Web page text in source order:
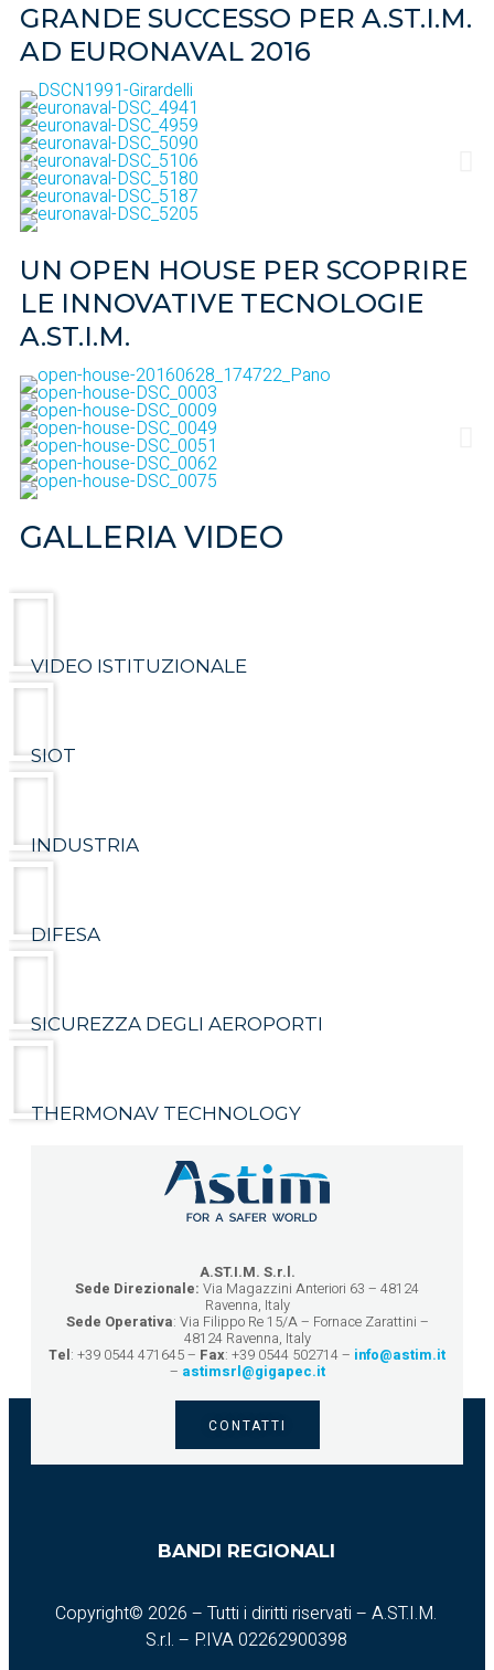
GRANDE SUCCESSO PER A.ST.I.M.
AD EURONAVAL 2016
UN OPEN HOUSE PER SCOPRIRE
LE INNOVATIVE TECNOLOGIE
A.ST.I.M.
GALLERIA VIDEO
VIDEO ISTITUZIONALE
SIOT
INDUSTRIA
DIFESA
SICUREZZA DEGLI AEROPORTI
THERMONAV TECHNOLOGY
A.ST.I.M. S.r.l.
Sede Direzionale: Via Magazzini Anteriori 63 – 48124
Ravenna, Italy
Sede Operativa: Via Filippo Re 15/A – Fornace Zarattini –
48124 Ravenna, Italy
Tel: +39 0544 471645 – Fax: +39 0544 502714 – info@astim.it
– astimsrl@gigapec.it
CONTATTI
Copyright© 2026 – Tutti i diritti riservati – A.ST.I.M.
S.r.l. – P.IVA 02262900398
BANDI REGIONALI